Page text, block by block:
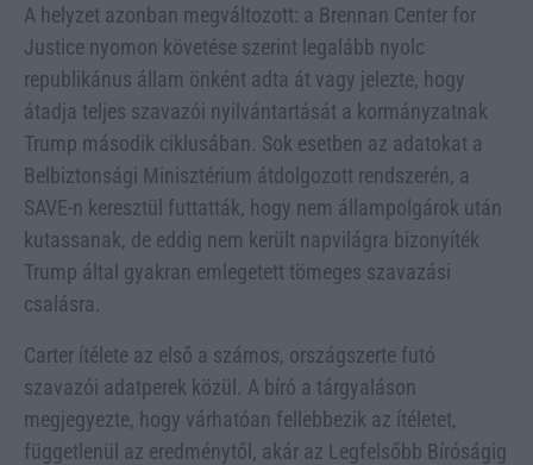
A helyzet azonban megváltozott: a Brennan Center for
Justice nyomon követése szerint legalább nyolc
republikánus állam önként adta át vagy jelezte, hogy
átadja teljes szavazói nyilvántartását a kormányzatnak
Trump második ciklusában. Sok esetben az adatokat a
Belbiztonsági Minisztérium átdolgozott rendszerén, a
SAVE-n keresztül futtatták, hogy nem állampolgárok után
kutassanak, de eddig nem került napvilágra bizonyíték
Trump által gyakran emlegetett tömeges szavazási
csalásra.
Carter ítélete az első a számos, országszerte futó
szavazói adatperek közül. A bíró a tárgyaláson
megjegyezte, hogy várhatóan fellebbezik az ítéletet,
függetlenül az eredménytől, akár az Legfelsőbb Bíróságig